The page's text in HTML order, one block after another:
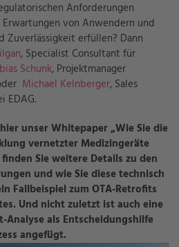
Anforderungen
von Anwendern und
Zuverlässigkeit erfüllen? Dann
, Specialist Consultant für
Schunk, Projektmanager
Michael Kelnberger, Sales
EDAG.
unser Whitepaper „Wie Sie die
vernetzter Medizingeräte
Sie weitere Details zu den
und wie Sie diese technisch
Fallbeispiel zum OTA-Retrofits
Und nicht zuletzt ist auch eine
Analyse als Entscheidungshilfe
angefügt.